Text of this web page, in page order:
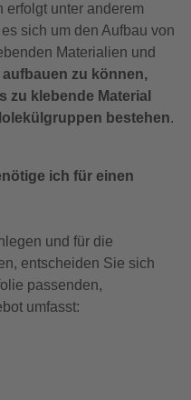
erfolgt unter anderem
sich um den Aufbau von
Materialien und
zu können,
zu klebende Material
bestehen.
ich für einen
und für die
entscheiden Sie sich
passenden,
umfasst: